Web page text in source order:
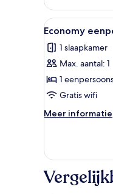
toegankelijk
voor
mindervaliden,
roken
Alle
foto's
voor
Economy
niet-
roken
laden
4
Economy
1 slaapkamer
Max. aantal: 1
1
Gratis wifi
Meer informatie
Meer
roken